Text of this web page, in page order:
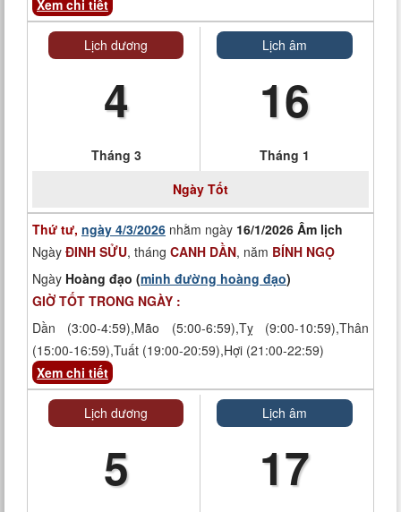
Xem chi tiết
Lịch dương
4
Tháng 3
Lịch âm
16
Tháng 1
Ngày Tốt
Thứ tư, ngày 4/3/2026 nhằm ngày 16/1/2026 Âm lịch
Ngày ĐINH SỬU, tháng CANH DẦN, năm BÍNH NGỌ
Ngày Hoàng đạo (minh đường hoàng đạo)
GIỜ TỐT TRONG NGÀY :
Dần (3:00-4:59),Mão (5:00-6:59),Tỵ (9:00-10:59),Thân
(15:00-16:59),Tuất (19:00-20:59),Hợi (21:00-22:59)
Xem chi tiết
Lịch dương
5
Lịch âm
17